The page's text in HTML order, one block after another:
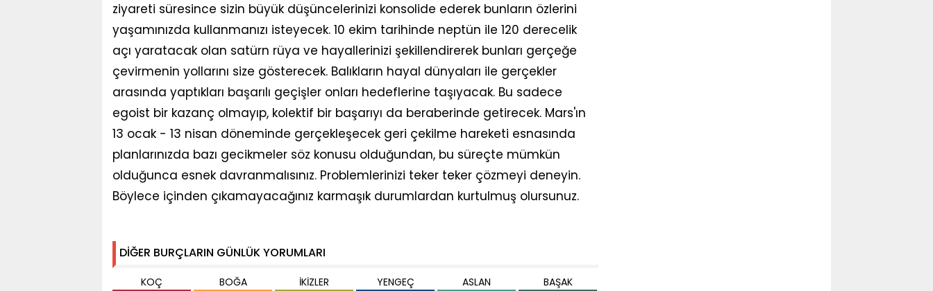
ziyareti süresince sizin büyük düşüncelerinizi konsolide ederek bunların özlerini
yaşamınızda kullanmanızı isteyecek. 10 ekim tarihinde neptün ile 120 derecelik
açı yaratacak olan satürn rüya ve hayallerinizi şekillendirerek bunları gerçeğe
çevirmenin yollarını size gösterecek. Balıkların hayal dünyaları ile gerçekler
arasında yaptıkları başarılı geçişler onları hedeflerine taşıyacak. Bu sadece
egoist bir kazanç olmayıp, kolektif bir başarıyı da beraberinde getirecek. Mars'ın
13 ocak - 13 nisan döneminde gerçekleşecek geri çekilme hareketi esnasında
planlarınızda bazı gecikmeler söz konusu olduğundan, bu süreçte mümkün
olduğunca esnek davranmalısınız. Problemlerinizi teker teker çözmeyi deneyin.
Böylece içinden çıkamayacağınız karmaşık durumlardan kurtulmuş olursunuz.
DİĞER BURÇLARIN GÜNLÜK YORUMLARI
KOÇ BOĞA İKİZLER YENGEÇ ASLAN BAŞAK